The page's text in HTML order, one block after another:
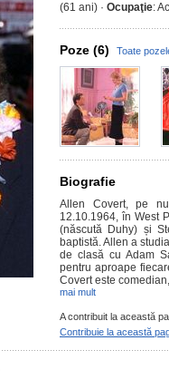
(61 ani) · Ocupaţie:
Poze (6) Toate
Biografie
Allen Covert, pe
12.10.1964, în West
(născută Duhy) și
baptistă. Allen a
de clasă cu Adam
pentru aproape
Covert este
mai mult
A contribuit la această
Contribuie la această